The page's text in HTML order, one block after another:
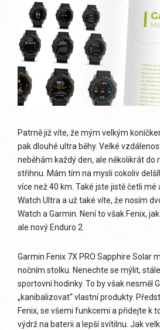
Patrně již víte, že mým velkým
pak dlouhé ultra běhy. Velké
neběhám každý den, ale několikrát do
střihnu. Mám tím na mysli cokoliv
více než 40 km. Také jste jistě četli
Watch Ultra a už také víte, že nosím
Watch a Garmin. Není to však Fenix,
ale nový Enduro 2.
Garmin Fenix 7X PRO Sapphire Solar
nočním stolku. Nenechte se mýlit,
sportovní hodinky. To by však nesměl
„kanibalizovat“ vlastní produkty.
Fenix, se všemi funkcemi a přidejte k
výdrž na baterii a lepší svítilnu. Jak